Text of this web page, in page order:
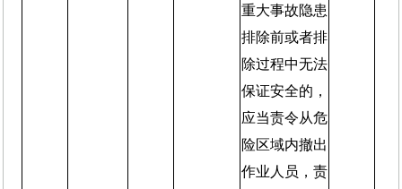
重大事故隐患
排除前或者排
除过程中无法
保证安全的，
应当责令从危
险区域内撤出
作业人员，责